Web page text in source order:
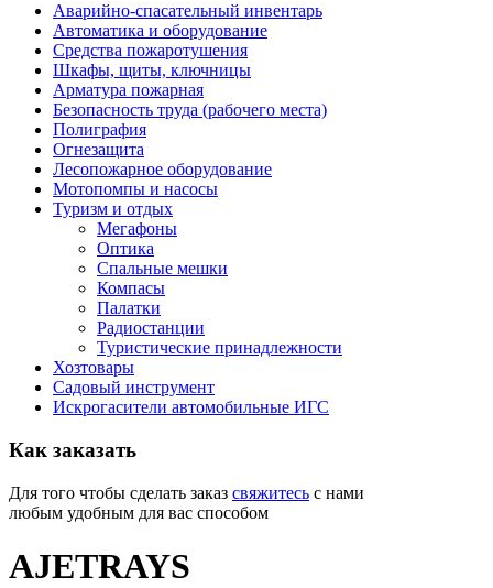
Аварийно-спасательный инвентарь
Автоматика и оборудование
Средства пожаротушения
Шкафы, щиты, ключницы
Арматура пожарная
Безопасность труда (рабочего места)
Полиграфия
Огнезащита
Лесопожарное оборудование
Мотопомпы и насосы
Туризм и отдых
Мегафоны
Оптика
Спальные мешки
Компасы
Палатки
Радиостанции
Туристические принадлежности
Хозтовары
Садовый инструмент
Искрогасители автомобильные ИГС
Как заказать
Для того чтобы сделать заказ свяжитесь с нами
любым удобным для вас способом
AJETRAYS